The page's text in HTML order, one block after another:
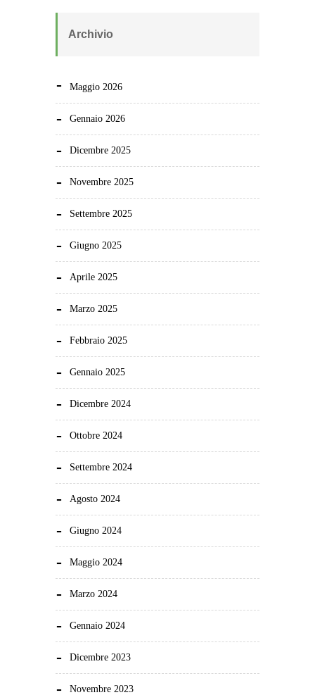
Archivio
Maggio 2026
Gennaio 2026
Dicembre 2025
Novembre 2025
Settembre 2025
Giugno 2025
Aprile 2025
Marzo 2025
Febbraio 2025
Gennaio 2025
Dicembre 2024
Ottobre 2024
Settembre 2024
Agosto 2024
Giugno 2024
Maggio 2024
Marzo 2024
Gennaio 2024
Dicembre 2023
Novembre 2023